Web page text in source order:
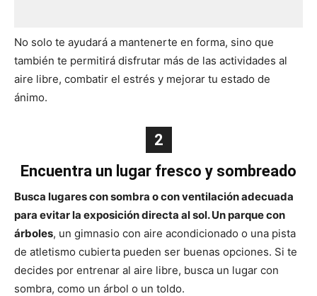
No solo te ayudará a mantenerte en forma, sino que
también te permitirá disfrutar más de las actividades al
aire libre, combatir el estrés y mejorar tu estado de
ánimo.
2
Encuentra un lugar fresco y sombreado
Busca lugares con sombra o con ventilación adecuada
para evitar la exposición directa al sol. Un parque con
árboles, un gimnasio con aire acondicionado o una pista
de atletismo cubierta pueden ser buenas opciones. Si te
decides por entrenar al aire libre, busca un lugar con
sombra, como un árbol o un toldo.